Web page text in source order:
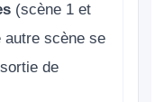
(scène 1 et
autre scène se
de